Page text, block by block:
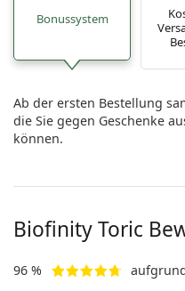
Bonussystem
Ab der ersten Bestellung
die Sie gegen Geschenke
können.
Biofinity Toric
96 %